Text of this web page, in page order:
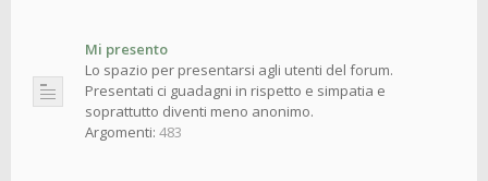
Mi presento
Lo spazio per presentarsi agli utenti del forum.
Presentati ci guadagni in rispetto e simpatia e
soprattutto diventi meno anonimo.
Argomenti: 483